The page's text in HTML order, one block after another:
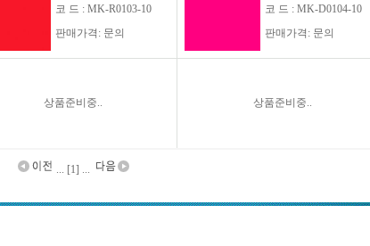
코 드 : MK-R0103-10
판매가격: 문의
코 드 : MK-D0104-10
판매가격: 문의
상품준비중.. 상품준비중..
... [1] ...